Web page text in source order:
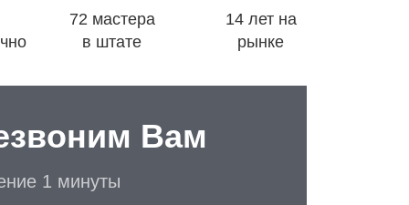
72 мастера
в штате
14 лет на
рынке
Вам
1 минуты